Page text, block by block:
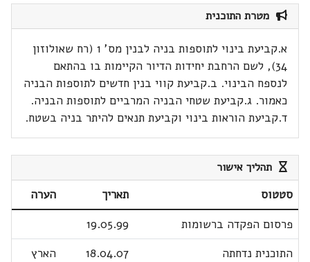
מטרת התוכנית
א.קביעת בינוי לתוספות בניה לבנין מס' 1 (רח שאולוזון
34), לשם הרחבת יחידות הדיור הקיימות בו בהתאם
לנספח הבינוי. ב.קביעת קווי בנין חדשים לתוספות הבניה
כאמור. ג.קביעת שטחי הבניה המרביים לתוספות הבניה.
ד.קביעת הוראות בינוי וקביעת תנאים להיתר בניה בשטח.
תהליך אישור
סטטוס תאריך
הערה
פרסום הפקדה ברשומות
19.05.99
התוכנית נדחתה
18.04.07
הארץ